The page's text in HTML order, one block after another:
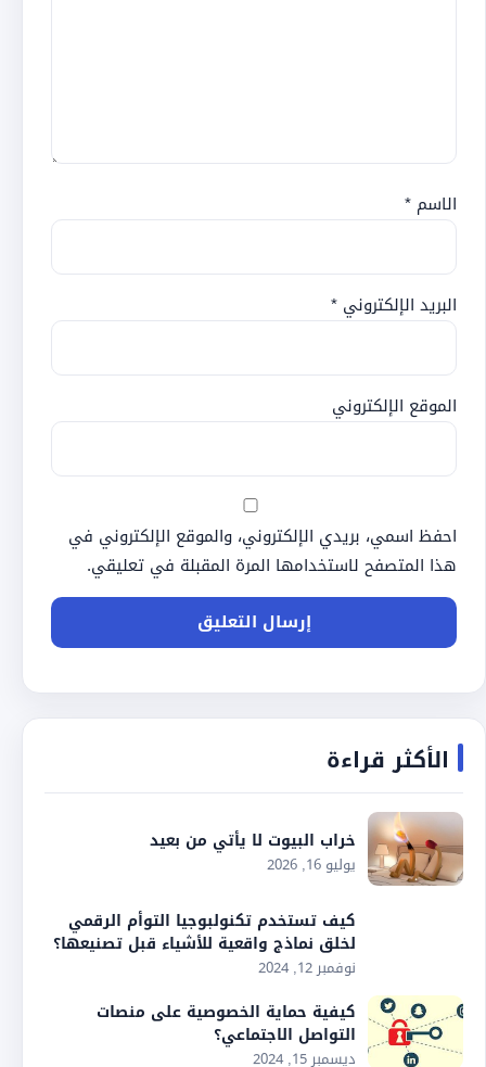
الاسم *
البريد الإلكتروني *
الموقع الإلكتروني
احفظ اسمي، بريدي الإلكتروني، والموقع الإلكتروني في
هذا المتصفح لاستخدامها المرة المقبلة في تعليقي.
الأكثر قراءة
خراب البيوت لا يأتي من بعيد
يوليو 16, 2026
كيف تستخدم تكنولبوجيا التوأم الرقمي
لخلق نماذج واقعية للأشياء قبل تصنيعها؟
نوفمبر 12, 2024
كيفية حماية الخصوصية على منصات
التواصل الاجتماعي؟
ديسمبر 15, 2024